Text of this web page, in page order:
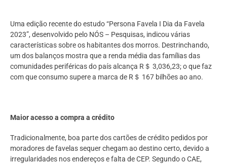
Uma edição recente do estudo “Persona Favela I Dia da Favela
2023”, desenvolvido pelo NÓS – Pesquisas, indicou várias
características sobre os habitantes dos morros. Destrinchando,
um dos balanços mostra que a renda média das famílias das
comunidades periféricas do país alcança R＄ 3,036,23; o que faz
com que consumo supere a marca de R＄ 167 bilhões ao ano.
Maior acesso a compra a crédito
Tradicionalmente, boa parte dos cartões de crédito pedidos por
moradores de favelas sequer chegam ao destino certo, devido a
irregularidades nos endereços e falta de CEP. Segundo o CAE,